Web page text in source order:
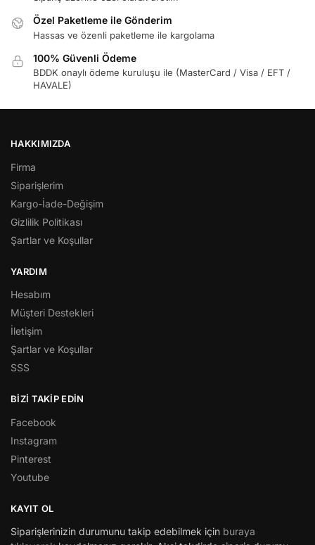
Özel Paketleme ile Gönderim
Hassas ve özenli paketleme ile kargolama
100% Güvenli Ödeme
BDDK onaylı ödeme kuruluşu ile (MasterCard / Visa / EFT /
HAVALE)
HAKKIMIZDA
Firma
Siparişlerim
Kargo-İade-Değişim
Gizlilik Politikası
Şartlar ve Koşullar
YARDIM
Hesabım
Müşteri Destekleri
İletişim
Şartlar ve Koşullar
SSS
BİZİ TAKİP EDİN
Facebook
Instagram
Pinterest
Youtube
KAYIT OL
Siparişlerinizin durumunu takip edebilmek için buraya